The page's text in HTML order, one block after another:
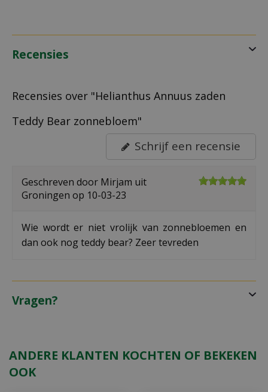
Recensies
Recensies over "Helianthus Annuus zaden
Teddy Bear zonnebloem"
Schrijf een recensie
Geschreven door Mirjam uit
Groningen op 10-03-23
Wie wordt er niet vrolijk van zonnebloemen en
dan ook nog teddy bear? Zeer tevreden
Vragen?
ANDERE KLANTEN KOCHTEN OF BEKEKEN
OOK